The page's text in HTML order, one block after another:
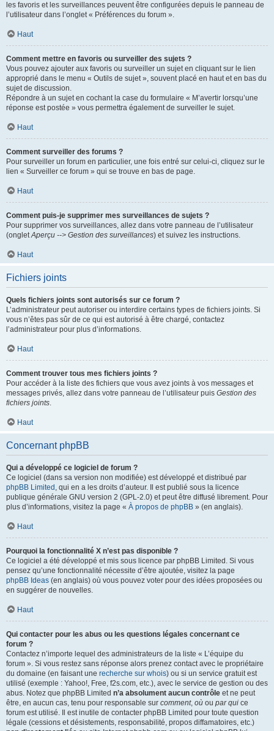
les favoris et les surveillances peuvent être configurées depuis le panneau de
l’utilisateur dans l’onglet « Préférences du forum ».
Haut
Comment mettre en favoris ou surveiller des sujets ?
Vous pouvez ajouter aux favoris ou surveiller un sujet en cliquant sur le lien
approprié dans le menu « Outils de sujet », souvent placé en haut et en bas du
sujet de discussion.
Répondre à un sujet en cochant la case du formulaire « M’avertir lorsqu’une
réponse est postée » vous permettra également de surveiller le sujet.
Haut
Comment surveiller des forums ?
Pour surveiller un forum en particulier, une fois entré sur celui-ci, cliquez sur le
lien « Surveiller ce forum » qui se trouve en bas de page.
Haut
Comment puis-je supprimer mes surveillances de sujets ?
Pour supprimer vos surveillances, allez dans votre panneau de l’utilisateur
(ongletAperçu --> Gestion des surveillances) et suivez les instructions.
Haut
Fichiers joints
Quels fichiers joints sont autorisés sur ce forum ?
L’administrateur peut autoriser ou interdire certains types de fichiers joints. Si
vous n’êtes pas sûr de ce qui est autorisé à être chargé, contactez
l’administrateur pour plus d’informations.
Haut
Comment trouver tous mes fichiers joints ?
Pour accéder à la liste des fichiers que vous avez joints à vos messages et
messages privés, allez dans votre panneau de l’utilisateur puis Gestion des
fichiers joints.
Haut
Concernant phpBB
Qui a développé ce logiciel de forum ?
Ce logiciel (dans sa version non modifiée) est développé et distribué par
phpBB Limited , qui en a les droits d’auteur. Il est publié sous la licence
publique générale GNU version 2 (GPL-2.0) et peut être diffusé librement. Pour
plus d’informations, visitez la page « À propos de phpBB » (en anglais).
Haut
Pourquoi la fonctionnalité X n’est pas disponible ?
Ce logiciel a été développé et mis sous licence par phpBB Limited. Si vous
pensez qu’une fonctionnalité nécessite d’être ajoutée, visitez la page
phpBB Ideas (en anglais) où vous pouvez voter pour des idées proposées ou
en suggérer de nouvelles.
Haut
Qui contacter pour les abus ou les questions légales concernant ce
forum ?
Contactez n’importe lequel des administrateurs de la liste « L’équipe du
forum ». Si vous restez sans réponse alors prenez contact avec le propriétaire
du domaine (en faisant une recherche sur whois) ou si un service gratuit est
utilisé (exemple : Yahoo!, Free, f2s.com, etc.), avec le service de gestion ou des
abus. Notez que phpBB Limited n’a absolument aucun contrôle et ne peut
être, en aucun cas, tenu pour responsable sur comment, où ou par qui ce
forum est utilisé. Il est inutile de contacter phpBB Limited pour toute question
légale (cessions et désistements, responsabilité, propos diffamatoires, etc.)